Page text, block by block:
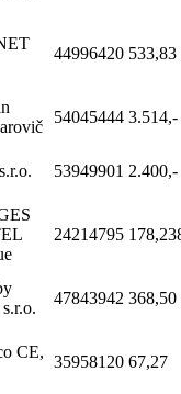
44996420 533,83
54045444 3.514,-
53949901 2.400,-
24214795
47843942 368,50
CE,
35958120 67,27